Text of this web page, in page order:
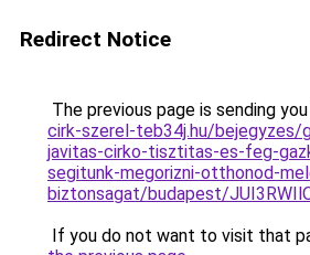
Redirect Notice
The previous page is sending
cirk-szerel-teb34j.hu/bejegyzes/
javitas-cirko-tisztitas-es-feg-
segitunk-megorizni-otthonod-
biztonsagat/budapest/
If you do not want to visit that